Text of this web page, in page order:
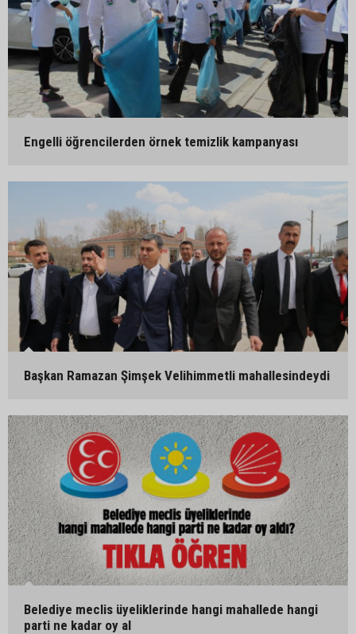
Engelli öğrencilerden örnek temizlik kampanyası
Başkan Ramazan Şimşek Velihimmetli mahallesindeydi
Belediye meclis üyeliklerinde hangi mahallede hangi
parti ne kadar oy al